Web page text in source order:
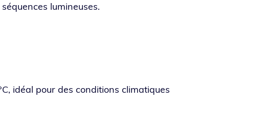
lumineuses.
idéal pour des condi­tions cli­ma­tiques